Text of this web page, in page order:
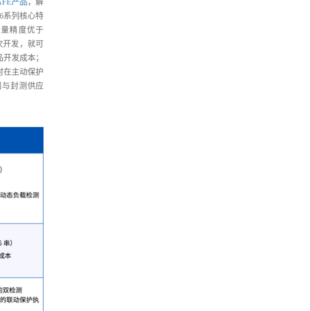
产品 ，解
系列核心特
精度优于
开发，就可
发成本；
在主动保护
封测供应